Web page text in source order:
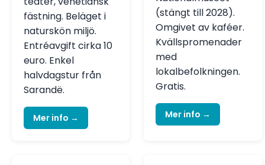
fästning. Beläget i
naturskön miljö.
Entréavgift cirka 10
euro. Enkel
halvdagstur från
Sarandë.
Mer info →
(stängt till 2028).
Omgivet av kaféer.
Kvällspromenader
med
lokalbefolkningen.
Gratis.
Mer info →